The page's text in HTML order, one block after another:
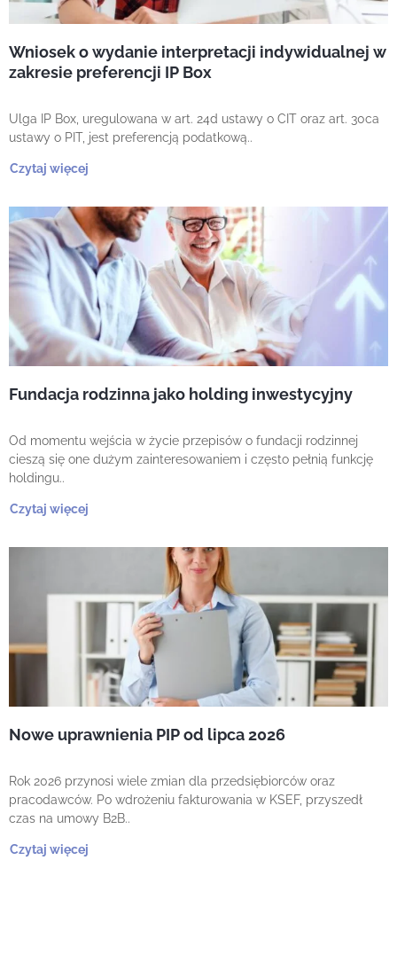
Wniosek o wydanie interpretacji indywidualnej w
zakresie preferencji IP Box
Ulga IP Box, uregulowana w art. 24d ustawy o CIT oraz art. 30ca
ustawy o PIT, jest preferencją podatkową..
Czytaj więcej
Fundacja rodzinna jako holding inwestycyjny
Od momentu wejścia w życie przepisów o fundacji rodzinnej
cieszą się one dużym zainteresowaniem i często pełnią funkcję
holdingu..
Czytaj więcej
Nowe uprawnienia PIP od lipca 2026
Rok 2026 przynosi wiele zmian dla przedsiębiorców oraz
pracodawców. Po wdrożeniu fakturowania w KSEF, przyszedł
czas na umowy B2B..
Czytaj więcej